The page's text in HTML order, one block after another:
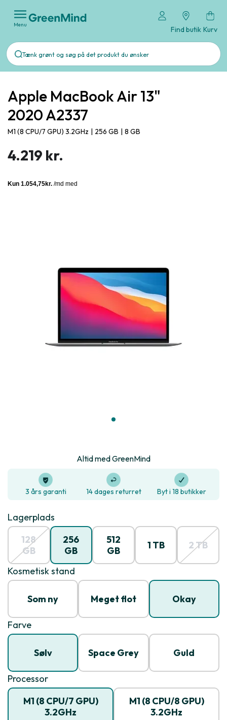
Menu
Find butik Kurv
Apple MacBook Air 13"
2020 A2337
M1 (8 CPU/7 GPU) 3.2GHz | 256 GB | 8 GB
4.219 kr.
Altid med GreenMind
3 års garanti 14 dages returret Byt i 18 butikker
Lagerplads
128
GB
256
GB
512
GB
1 TB 2 TB
Kosmetisk stand
Som ny Meget flot Okay
Farve
Sølv Space Grey Guld
Processor
M1 (8 CPU/7 GPU)
3.2GHz
M1 (8 CPU/8 GPU)
3.2GHz